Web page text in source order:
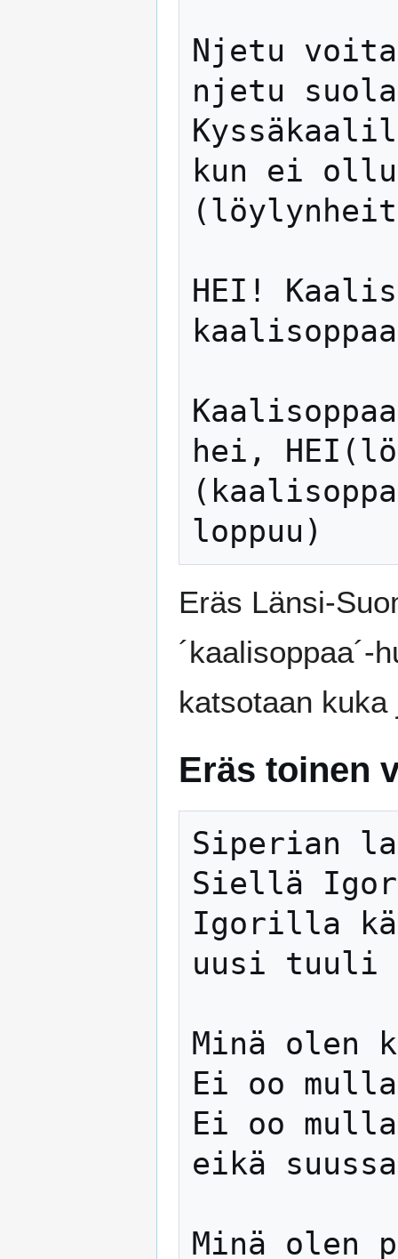
Njetu
njetu
kun ei
HEI!
hei,
Eräs Länsi-
´kaalisoppaa´-
katsotaan
Eräs toinen
Siperian
Siellä
Igorilla
uusi tuuli
Minä olen
Ei oo
Ei oo
eikä
Minä olen